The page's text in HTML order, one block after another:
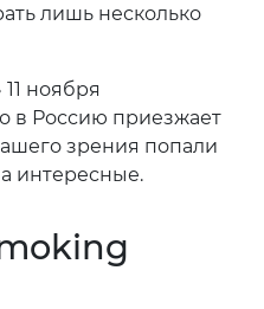
лишь несколько
ноября
в Россию приезжает
зрения попали
интересные.